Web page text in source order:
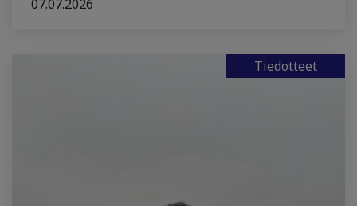
07.07.2026
Tiedotteet